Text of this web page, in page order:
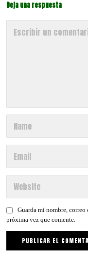
Deja una respuesta
Guarda mi nombre,
próxima vez que comente.